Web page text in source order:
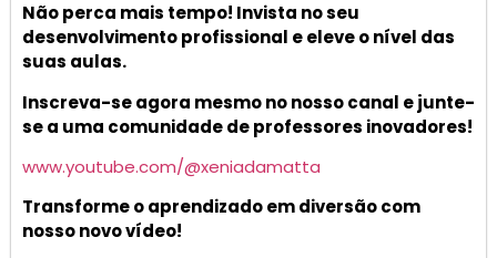
Não perca mais tempo! Invista no seu
desenvolvimento profissional e eleve o nível das
suas aulas.
Inscreva-se agora mesmo no nosso canal e junte-
se a uma comunidade de professores inovadores!
www.youtube.com/@xeniadamatta
Transforme o aprendizado em diversão com
nosso novo vídeo!